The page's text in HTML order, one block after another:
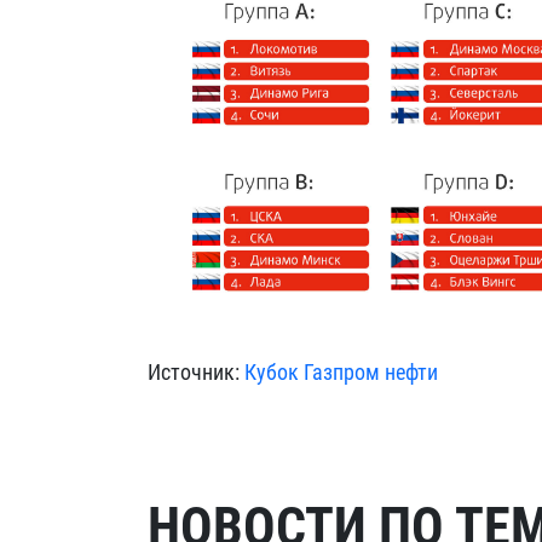
Источник: Кубок Газпром нефти
НОВОСТИ ПО